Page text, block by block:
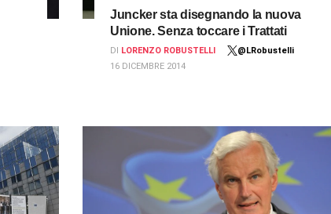
Juncker sta disegnando la nuova
Unione. Senza toccare i Trattati
DI LORENZO ROBUSTELLI
@LRobustelli
16 DICEMBRE 2014